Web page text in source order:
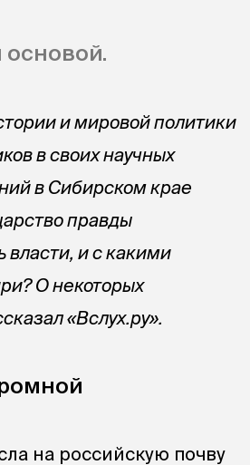
и мировой политики
в своих научных
в Сибирском крае
правды
власти, и с какими
О некоторых
«Вслух.ру».
на российскую почву